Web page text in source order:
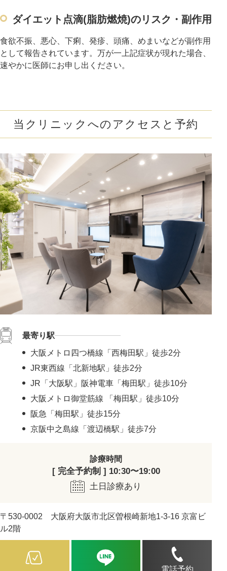
ダイエット点滴(脂肪燃焼)のリスク・副作用
食欲不振、悪心、下痢、発疹、頭痛、めまいなどが副作用
として報告されています。万が一上記症状が現れた場合、
速やかに医師にお申し出ください。
当クリニックへのアクセスと予約
最寄り駅
大阪メトロ四つ橋線「西梅田駅」徒歩2分
JR東西線「北新地駅」徒歩2分
JR「大阪駅」阪神電車「梅田駅」徒歩10分
大阪メトロ御堂筋線 「梅田駅」徒歩10分
阪急「梅田駅」徒歩15分
京阪中之島線「渡辺橋駅」徒歩7分
診療時間
[ 完全予約制 ] 10:30〜19:00
土日診療あり
〒530-0002 大阪府大阪市北区曽根崎新地1-3-16 京富ビ
ル2階